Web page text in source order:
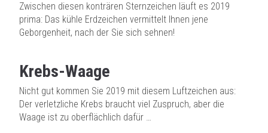
Zwischen diesen konträren Sternzeichen läuft es 2019
prima: Das kühle Erdzeichen vermittelt Ihnen jene
Geborgenheit, nach der Sie sich sehnen!
Krebs-Waage
Nicht gut kommen Sie 2019 mit diesem Luftzeichen aus:
Der verletzliche Krebs braucht viel Zuspruch, aber die
Waage ist zu oberflächlich dafür …